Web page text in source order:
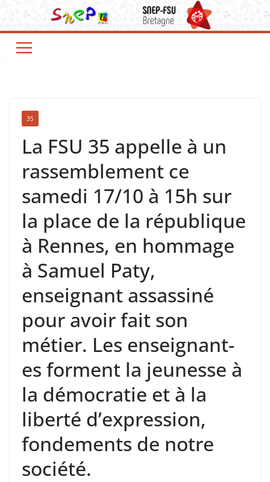
35
La FSU 35 appelle à un
rassemblement ce
samedi 17/10 à 15h sur
la place de la république
à Rennes, en hommage
à Samuel Paty,
enseignant assassiné
pour avoir fait son
métier. Les enseignant-
es forment la jeunesse à
la démocratie et à la
liberté d’expression,
fondements de notre
société.